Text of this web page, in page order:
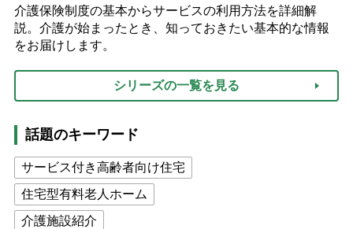
介護保険制度の基本からサービスの利用方法を詳細解
説。介護が始まったとき、知っておきたい基本的な情報
をお届けします。
シリーズの一覧を見る
話題のキーワード
サービス付き高齢者向け住宅
住宅型有料老人ホーム
介護施設紹介